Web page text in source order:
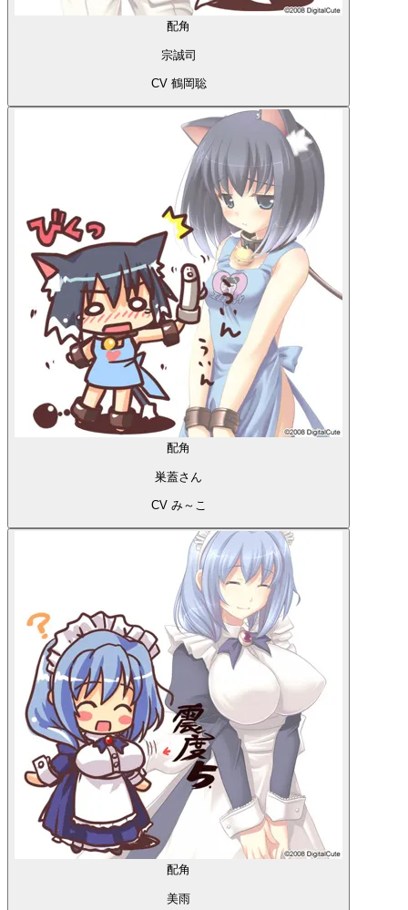
配角
宗誠司
CV 鶴岡聡
配角
巣蓋さん
CV み～こ
配角
美雨